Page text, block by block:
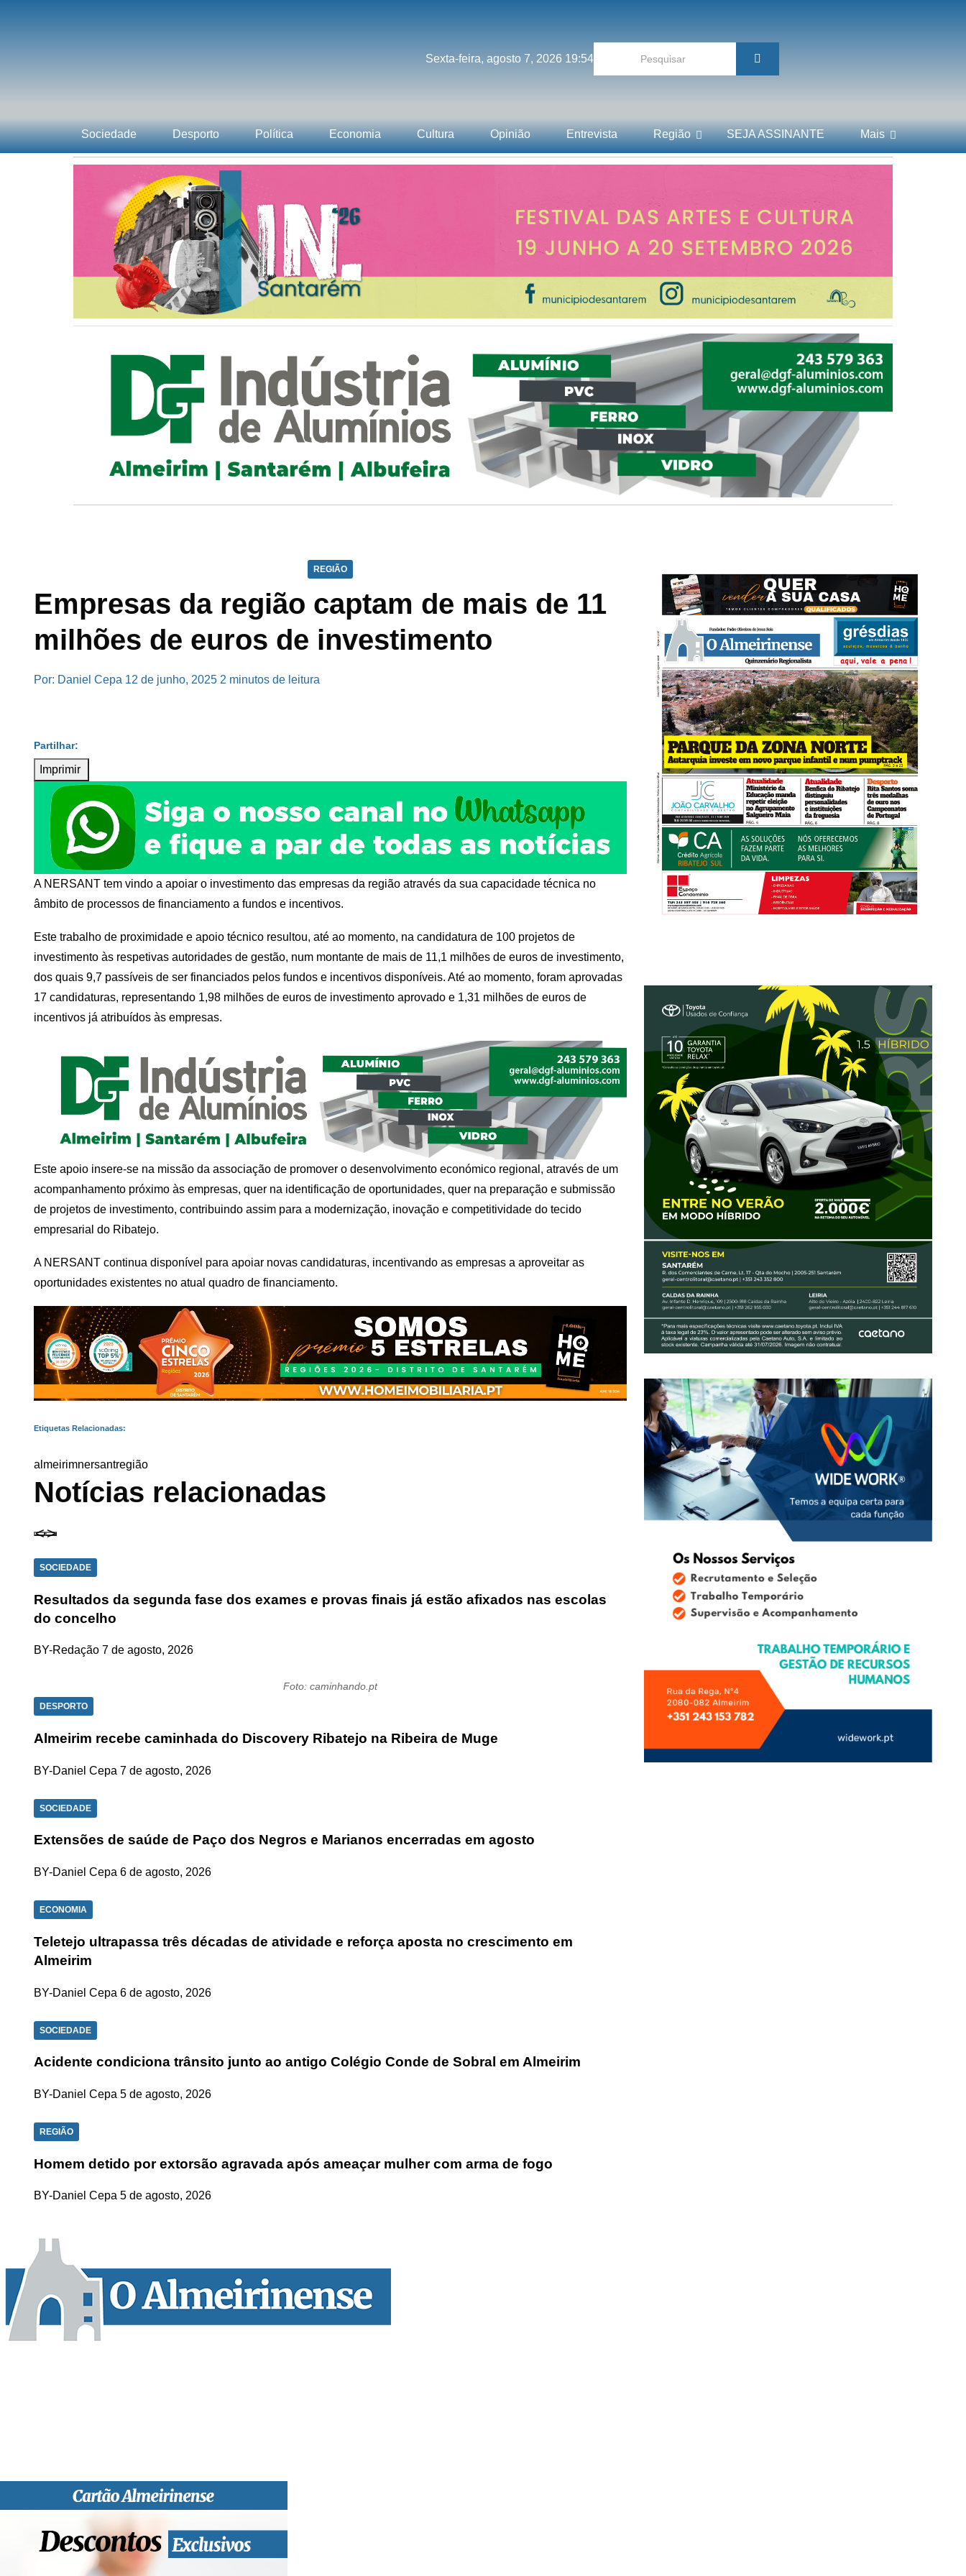
Sexta-feira, agosto 7, 2026 19:54
Sociedade Desporto Política Economia Cultura Opinião Entrevista Região SEJA ASSINANTE Mais
REGIÃO
Empresas da região captam de mais de 11
milhões de euros de investimento
Por: Daniel Cepa 12 de junho, 2025 2 minutos de leitura
Imprimir
A NERSANT tem vindo a apoiar o investimento das empresas da região através da sua capacidade técnica no
âmbito de processos de financiamento a fundos e incentivos.
Este trabalho de proximidade e apoio técnico resultou, até ao momento, na candidatura de 100 projetos de
investimento às respetivas autoridades de gestão, num montante de mais de 11,1 milhões de euros de investimento,
dos quais 9,7 passíveis de ser financiados pelos fundos e incentivos disponíveis. Até ao momento, foram aprovadas
17 candidaturas, representando 1,98 milhões de euros de investimento aprovado e 1,31 milhões de euros de
incentivos já atribuídos às empresas.
Este apoio insere-se na missão da associação de promover o desenvolvimento económico regional, através de um
acompanhamento próximo às empresas, quer na identificação de oportunidades, quer na preparação e submissão
de projetos de investimento, contribuindo assim para a modernização, inovação e competitividade do tecido
empresarial do Ribatejo.
A NERSANT continua disponível para apoiar novas candidaturas, incentivando as empresas a aproveitar as
oportunidades existentes no atual quadro de financiamento.
Etiquetas Relacionadas:
almeirimnersantregião
Notícias relacionadas
SOCIEDADE
Resultados da segunda fase dos exames e provas finais já estão afixados nas escolas
do concelho
BY-Redação 7 de agosto, 2026
Foto: caminhando.pt
DESPORTO
Almeirim recebe caminhada do Discovery Ribatejo na Ribeira de Muge
BY-Daniel Cepa 7 de agosto, 2026
SOCIEDADE
Extensões de saúde de Paço dos Negros e Marianos encerradas em agosto
BY-Daniel Cepa 6 de agosto, 2026
ECONOMIA
Teletejo ultrapassa três décadas de atividade e reforça aposta no crescimento em
Almeirim
BY-Daniel Cepa 6 de agosto, 2026
SOCIEDADE
Acidente condiciona trânsito junto ao antigo Colégio Conde de Sobral em Almeirim
BY-Daniel Cepa 5 de agosto, 2026
REGIÃO
Homem detido por extorsão agravada após ameaçar mulher com arma de fogo
BY-Daniel Cepa 5 de agosto, 2026